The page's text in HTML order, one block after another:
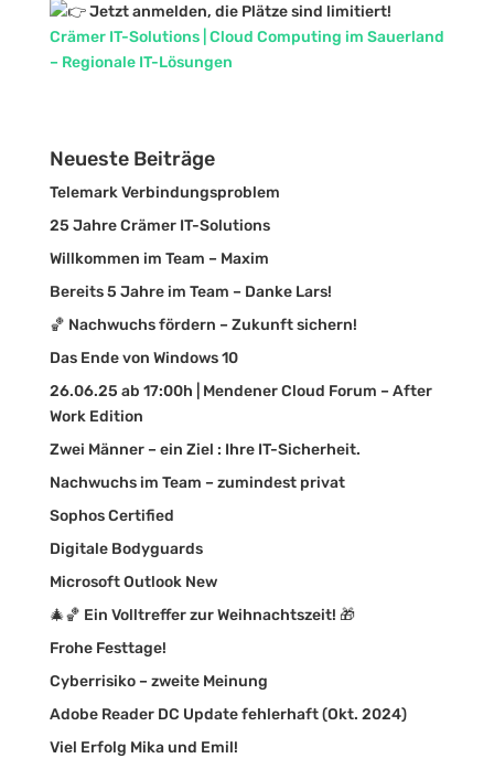
Jetzt anmelden, die Plätze sind limitiert!
Crämer IT-Solutions | Cloud Computing im Sauerland
– Regionale IT-Lösungen
Neueste Beiträge
Telemark Verbindungsproblem
25 Jahre Crämer IT-Solutions
Willkommen im Team – Maxim
Bereits 5 Jahre im Team – Danke Lars!
🏀 Nachwuchs fördern – Zukunft sichern!
Das Ende von Windows 10
26.06.25 ab 17:00h | Mendener Cloud Forum – After
Work Edition
Zwei Männer – ein Ziel : Ihre IT-Sicherheit.
Nachwuchs im Team – zumindest privat
Sophos Certified
Digitale Bodyguards
Microsoft Outlook New
🎄🏀 Ein Volltreffer zur Weihnachtszeit! 🎁
Frohe Festtage!
Cyberrisiko – zweite Meinung
Adobe Reader DC Update fehlerhaft (Okt. 2024)
Viel Erfolg Mika und Emil!